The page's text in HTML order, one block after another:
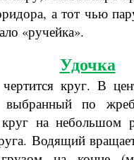
а тот чью
«ручейка».
Удочка
круг. В
выбранный по
на небольшом
Водящий